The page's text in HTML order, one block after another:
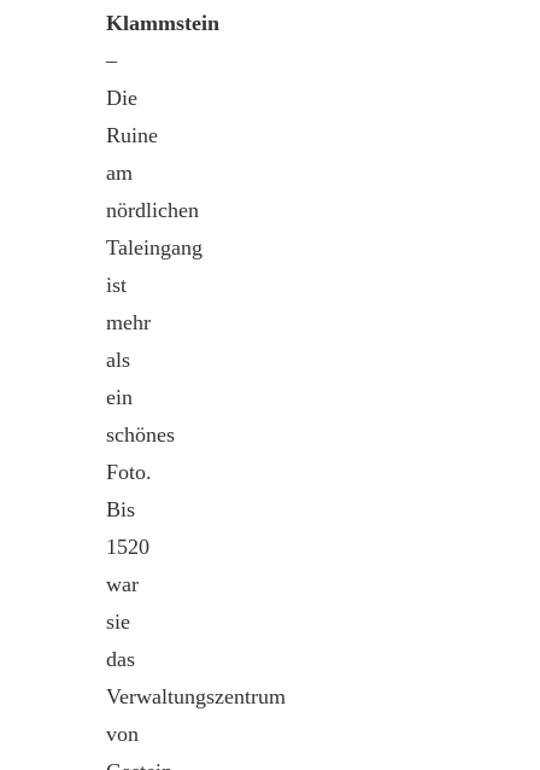
Klammstein
–
Die
Ruine
am
nördlichen
Taleingang
ist
mehr
als
ein
schönes
Foto.
Bis
1520
war
sie
das
Verwaltungszentrum
von